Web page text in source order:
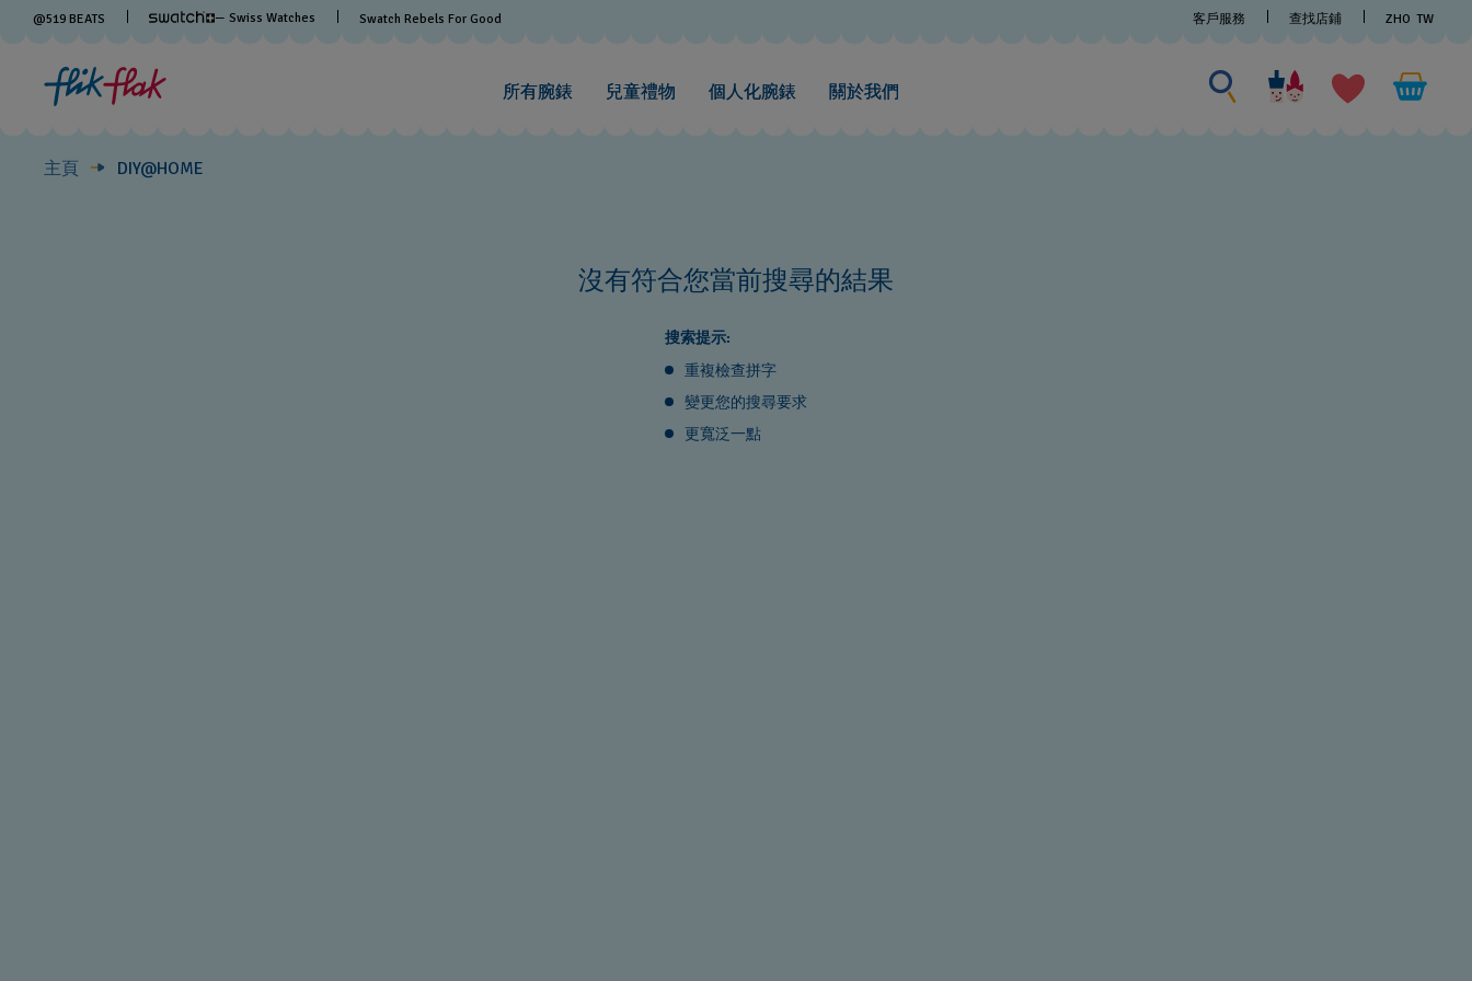
@519 BEATS — Swiss Watches Swatch Rebels For Good 客戶服務 查找店鋪 ZHO TW
所有腕錶 兒童禮物 個人化腕錶 關於我們
尋
找
商
DIY@HOME
主頁 DIY@HOME
沒有符合您當前搜尋的結果
搜索提示:
重複檢查拼字
變更您的搜尋要求
更寬泛一點